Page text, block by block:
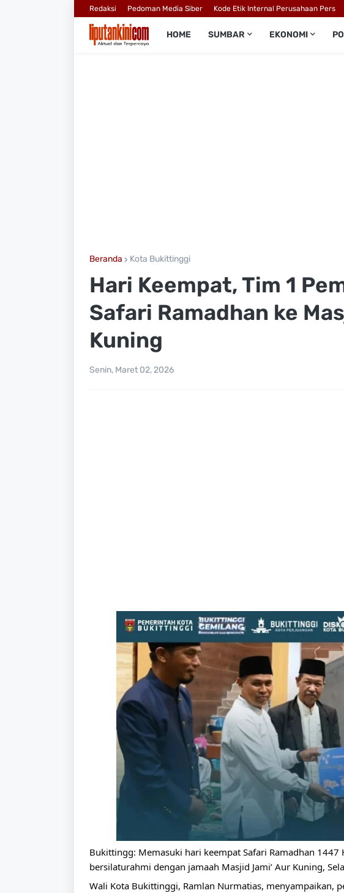
Redaksi Pedoman Media Siber Kode Etik Internal Perusahaan Pers
HOME SUMBAR EKONOMI
Beranda Kota Bukittinggi
Hari Keempat, Tim 1
Safari Ramadhan ke
Kuning
Senin, Maret 02, 2026
Bukittingg: Memasuki hari keempat Safari Ramadhan
bersilaturahmi dengan jamaah Masjid Jami’ Aur Kuning,
Wali Kota Bukittinggi, Ramlan Nurmatias, menyampaikan,